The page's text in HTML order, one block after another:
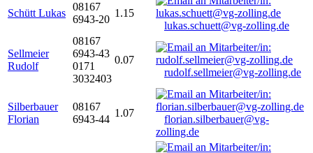
Schütt Lukas
08167
6943-20
1.15
lukas.schuett@vg-zolling.de
Sellmeier
Rudolf
08167
6943-43
0171
3032403
0.07
rudolf.sellmeier@vg-zolling.de
Silberbauer
Florian
08167
6943-44
1.07
florian.silberbauer@vg-
zolling.de